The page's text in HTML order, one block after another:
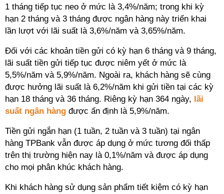
1 tháng tiếp tục neo ở mức là 3,4%/năm; trong khi kỳ
hạn 2 tháng và 3 tháng được ngân hàng này triển khai
lần lượt với lãi suất là 3,6%/năm và 3,65%/năm.
Đối với các khoản tiền gửi có kỳ hạn 6 tháng và 9 tháng,
lãi suất tiền gửi tiếp tục được niêm yết ở mức là
5,5%/năm và 5,9%/năm. Ngoài ra, khách hàng sẽ cùng
được hưởng lãi suất là 6,2%/năm khi gửi tiền tại các kỳ
hạn 18 tháng và 36 tháng. Riêng kỳ hạn 364 ngày, lãi
suất ngân hàng được ấn định là 5,9%/năm.
Tiền gửi ngắn hạn (1 tuần, 2 tuần và 3 tuần) tại ngân
hàng TPBank vẫn được áp dụng ở mức tương đối thấp
trên thị trường hiện nay là 0,1%/năm và được áp dụng
cho mọi phân khúc khách hàng.
Khi khách hàng sử dụng sản phẩm tiết kiệm có kỳ hạn